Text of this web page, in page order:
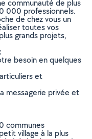
communauté de plus
000 professionnels.
de chez vous un
toutes vos
grands projets,
besoin en quelques
et
messagerie privée et
communes
village à la plus